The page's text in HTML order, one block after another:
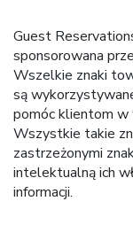
Guest
sponsorowana
Wszelkie znaki
są
pomóc klientom w
Wszystkie takie
zastrzeżonymi
intelektualną ich
informacji.